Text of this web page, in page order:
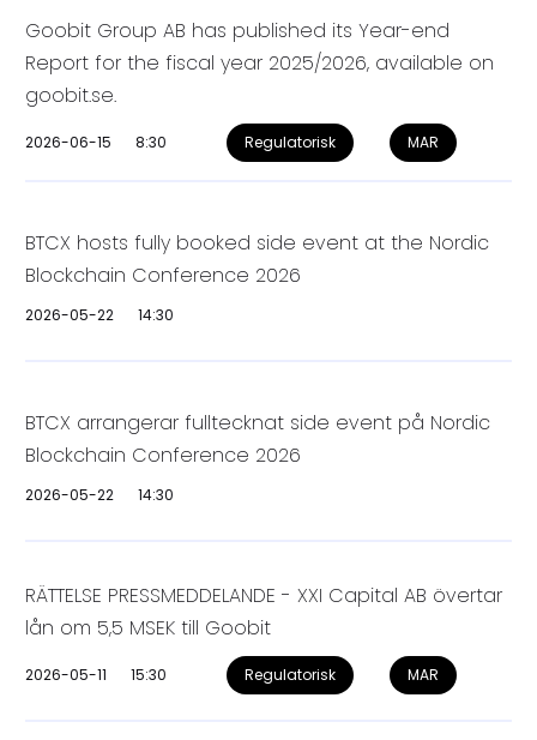
Goobit Group AB has published its Year-end
Report for the fiscal year 2025/2026, available on
goobit.se.
2026-06-15 8:30 Regulatorisk MAR
BTCX hosts fully booked side event at the Nordic
Blockchain Conference 2026
2026-05-22 14:30
BTCX arrangerar fulltecknat side event på Nordic
Blockchain Conference 2026
2026-05-22 14:30
RÄTTELSE PRESSMEDDELANDE - XXI Capital AB övertar
lån om 5,5 MSEK till Goobit
2026-05-11 15:30 Regulatorisk MAR